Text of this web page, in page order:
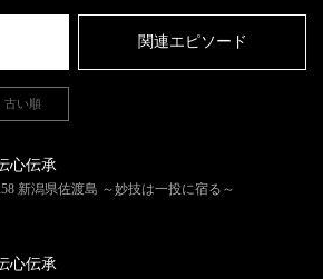
関連エピソード
古い順
心伝承
新潟県佐渡島 ～妙技は一投に宿る～
心伝承